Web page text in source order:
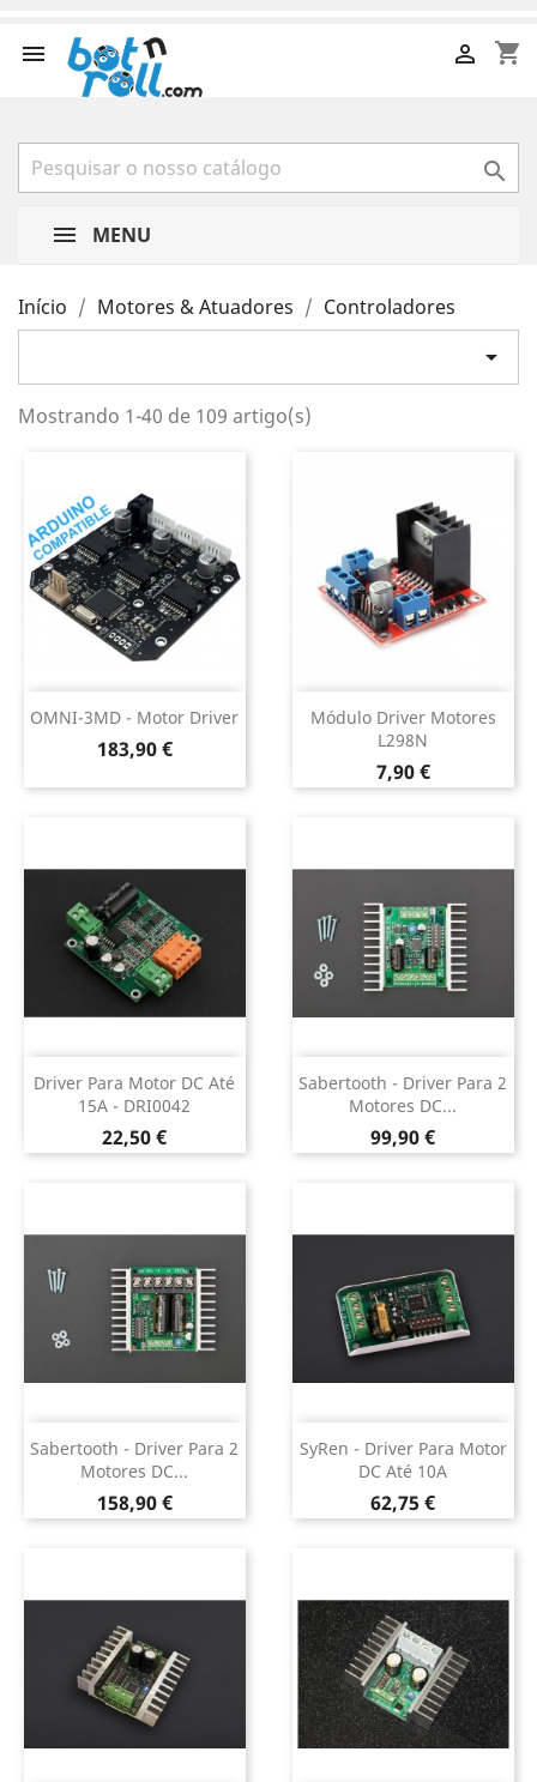
 shopping_cart


MENU
Início Motores & Atuadores Controladores

Mostrando 1-40 de 109 artigo(s)
OMNI-3MD - Motor Driver
Preço
183,90 €
Módulo Driver Motores
L298N
Preço
7,90 €
Driver Para Motor DC Até
15A - DRI0042
Preço
22,50 €
Sabertooth - Driver Para 2
Motores DC...
Preço
99,90 €
Sabertooth - Driver Para 2
Motores DC...
Preço
158,90 €
SyRen - Driver Para Motor
DC Até 10A
Preço
62,75 €